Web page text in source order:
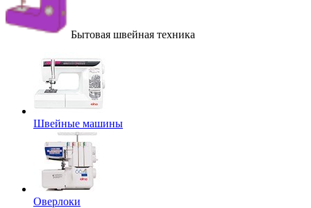
Бытовая швейная техника
Швейные машины
Оверлоки